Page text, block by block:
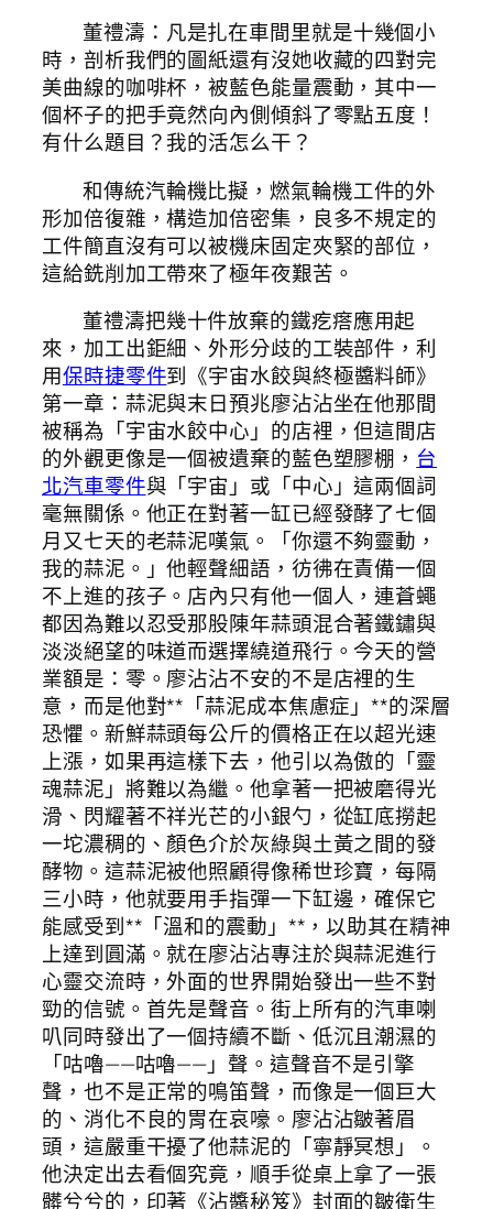
董禮濤：凡是扎在車間里就是十幾個小
時，剖析我們的圖紙還有沒她收藏的四對完
美曲線的咖啡杯，被藍色能量震動，其中一
個杯子的把手竟然向內側傾斜了零點五度！
有什么題目？我的活怎么干？
和傳統汽輪機比擬，燃氣輪機工件的外
形加倍復雜，構造加倍密集，良多不規定的
工件簡直沒有可以被機床固定夾緊的部位，
這給銑削加工帶來了極年夜艱苦。
董禮濤把幾十件放棄的鐵疙瘩應用起
來，加工出鉅細、外形分歧的工裝部件，利
用保時捷零件到《宇宙水餃與終極醬料師》
第一章：蒜泥與末日預兆廖沾沾坐在他那間
被稱為「宇宙水餃中心」的店裡，但這間店
的外觀更像是一個被遺棄的藍色塑膠棚， 台
北汽車零件與「宇宙」或「中心」這兩個詞
毫無關係。他正在對著一缸已經發酵了七個
月又七天的老蒜泥嘆氣。「你還不夠靈動，
我的蒜泥。」他輕聲細語，彷彿在責備一個
不上進的孩子。店內只有他一個人，連蒼蠅
都因為難以忍受那股陳年蒜頭混合著鐵鏽與
淡淡絕望的味道而選擇繞道飛行。今天的營
業額是：零。廖沾沾不安的不是店裡的生
意，而是他對**「蒜泥成本焦慮症」**的深層
恐懼。新鮮蒜頭每公斤的價格正在以超光速
上漲，如果再這樣下去，他引以為傲的「靈
魂蒜泥」將難以為繼。他拿著一把被磨得光
滑、閃耀著不祥光芒的小銀勺，從缸底撈起
一坨濃稠的、顏色介於灰綠與土黃之間的發
酵物。這蒜泥被他照顧得像稀世珍寶，每隔
三小時，他就要用手指彈一下缸邊，確保它
能感受到**「溫和的震動」**，以助其在精神
上達到圓滿。就在廖沾沾專注於與蒜泥進行
心靈交流時，外面的世界開始發出一些不對
勁的信號。首先是聲音。街上所有的汽車喇
叭同時發出了一個持續不斷、低沉且潮濕的
「咕嚕——咕嚕——」聲。這聲音不是引擎
聲，也不是正常的鳴笛聲，而像是一個巨大
的、消化不良的胃在哀嚎。廖沾沾皺著眉
頭，這嚴重干擾了他蒜泥的「寧靜冥想」。
他決定出去看個究竟，順手從桌上拿了一張
髒兮兮的，印著《沾醬秘笈》封面的皺衛生